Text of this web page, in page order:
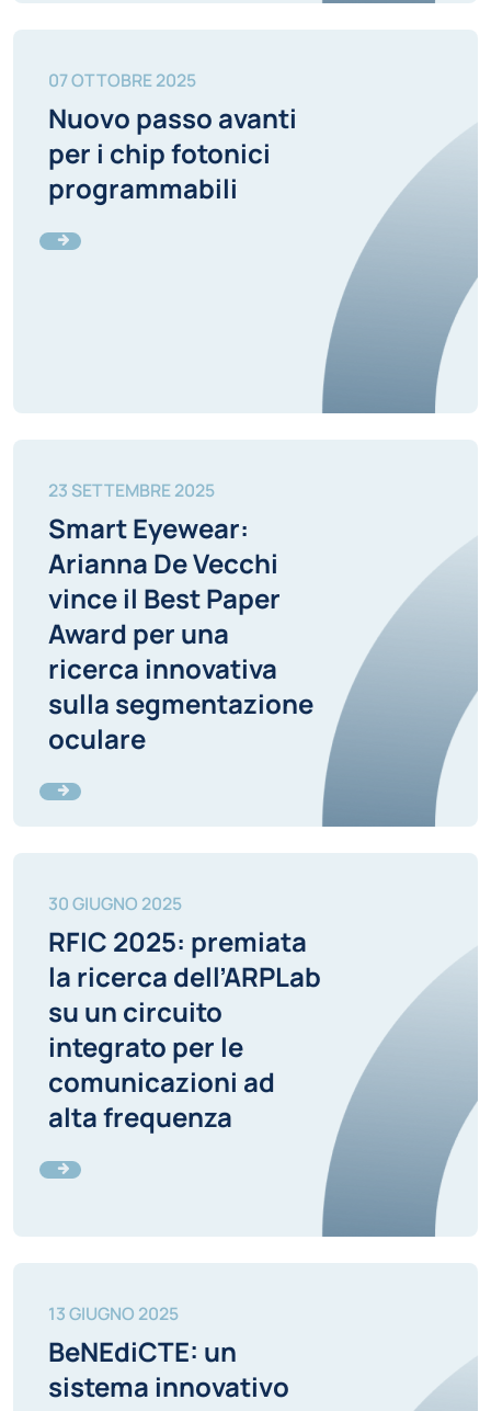
07 OTTOBRE 2025
Nuovo passo avanti
per i chip fotonici
programmabili
23 SETTEMBRE 2025
Smart Eyewear:
Arianna De Vecchi
vince il Best Paper
Award per una
ricerca innovativa
sulla segmentazione
oculare
30 GIUGNO 2025
RFIC 2025: premiata
la ricerca dell’ARPLab
su un circuito
integrato per le
comunicazioni ad
alta frequenza
13 GIUGNO 2025
BeNEdiCTE: un
sistema innovativo